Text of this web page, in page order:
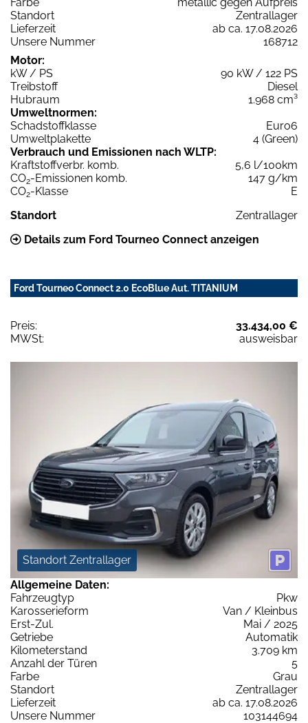
Standort
Zentrallager
Lieferzeit
ab ca. 17.08.2026
Unsere Nummer
168712
Motor:
kW / PS
90 kW / 122 PS
Treibstoff
Diesel
Hubraum
1.968 cm³
Umweltnormen:
Schadstoffklasse
Euro6
Umweltplakette
4 (Green)
Verbrauch und Emissionen nach WLTP:
Kraftstoffverbr. komb.
5,6 l/100km
CO2-Emissionen komb.
147 g/km
CO2-Klasse
E
Standort
Zentrallager
Details zum Ford Tourneo Connect anzeigen
Ford Tourneo Connect 2.0 EcoBlue Aut. TITANIUM
Preis:
33.434,00 €
MWSt:
ausweisbar
Standort Zentrallager
Allgemeine Daten:
Fahrzeugtyp
Pkw
Karosserieform
Van / Kleinbus
Erst-Zul.
Mai / 2025
Getriebe
Automatik
Kilometerstand
3.709 km
Anzahl der Türen
5
Farbe
Grau
Standort
Zentrallager
Lieferzeit
ab ca. 17.08.2026
Unsere Nummer
103144694